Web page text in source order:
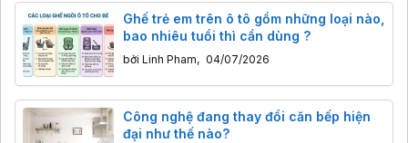
Ghế trẻ em trên ô tô gồm những loại nào,
bao nhiêu tuổi thì cần dùng ?
bởi Linh Pham, 04/07/2026
Công nghệ đang thay đổi căn bếp hiện
đại như thế nào?